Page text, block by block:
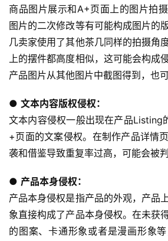
商品图片展示和A+页面上的图片拍
图片的二次修改等有可能构成图片的
几卖家使用了其他茶几同样的拍摄角
上的摆件都高度相似，这可能会构成
产品图片从其他图片中截图得到，也
● 文本内容版权侵权：
文本内容侵权一般出现在产品Listing
+页面的文案侵权。在制作产品详情
袭和借鉴导致重复率过高，可能会被
● 产品本身侵权：
产品本身侵权是指产品的外观，产品
象直接构成了产品本身侵权。在未获
的图案、卡通形象或者是漫画形象